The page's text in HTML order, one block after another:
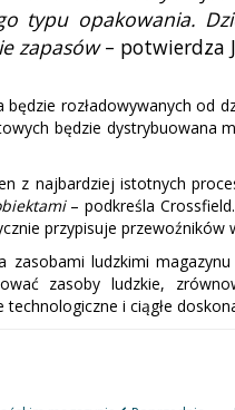
typu opakowania.
zapasów– potwierdza
rozładowywanych od
będzie dystrybuowana
z najbardziej istotnych
– podkreśla
przypisuje przewoźników
zasobami ludzkimi
zasoby ludzkie,
i ciągłe